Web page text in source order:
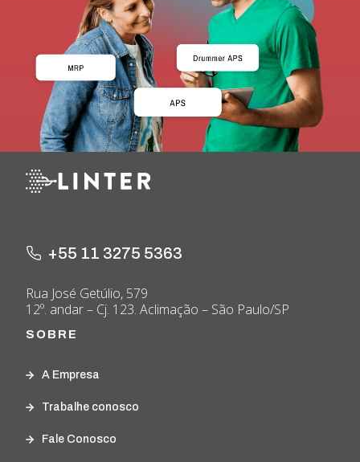
+55 11 3275 5363
Rua José Getúlio, 579
12º. andar – Cj. 123. Aclimação – São Paulo/SP
SOBRE
A Empresa
Trabalhe conosco
Fale Conosco